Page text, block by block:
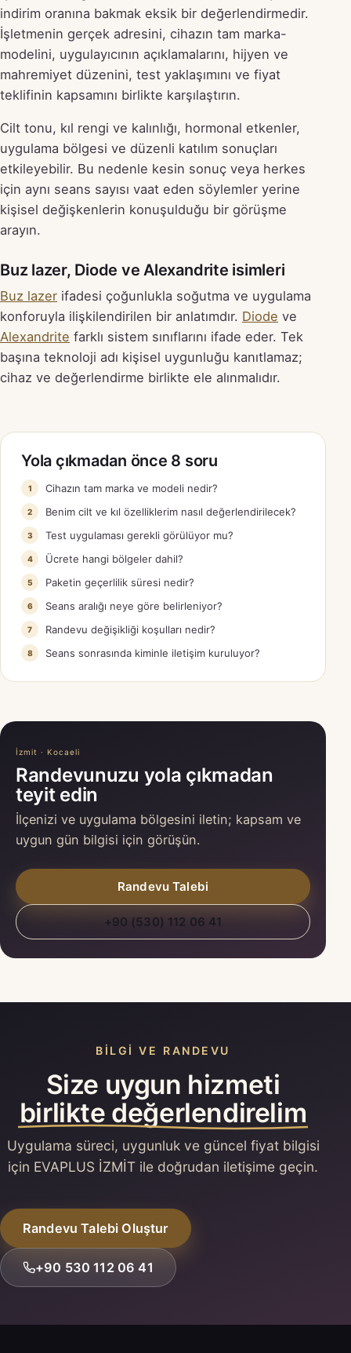
indirim oranına bakmak eksik bir değerlendirmedir.
İşletmenin gerçek adresini, cihazın tam marka-
modelini, uygulayıcının açıklamalarını, hijyen ve
mahremiyet düzenini, test yaklaşımını ve fiyat
teklifinin kapsamını birlikte karşılaştırın.
Cilt tonu, kıl rengi ve kalınlığı, hormonal etkenler,
uygulama bölgesi ve düzenli katılım sonuçları
etkileyebilir. Bu nedenle kesin sonuç veya herkes
için aynı seans sayısı vaat eden söylemler yerine
kişisel değişkenlerin konuşulduğu bir görüşme
arayın.
Buz lazer, Diode ve Alexandrite isimleri
Buz lazer ifadesi çoğunlukla soğutma ve uygulama
konforuyla ilişkilendirilen bir anlatımdır. Diode ve
Alexandrite farklı sistem sınıflarını ifade eder. Tek
başına teknoloji adı kişisel uygunluğu kanıtlamaz;
cihaz ve değerlendirme birlikte ele alınmalıdır.
Yola çıkmadan önce 8 soru
Cihazın tam marka ve modeli nedir?
Benim cilt ve kıl özelliklerim nasıl değerlendirilecek?
Test uygulaması gerekli görülüyor mu?
Ücrete hangi bölgeler dahil?
Paketin geçerlilik süresi nedir?
Seans aralığı neye göre belirleniyor?
Randevu değişikliği koşulları nedir?
Seans sonrasında kiminle iletişim kuruluyor?
İzmit · Kocaeli
Randevunuzu yola çıkmadan
teyit edin
İlçenizi ve uygulama bölgesini iletin; kapsam ve
uygun gün bilgisi için görüşün.
Randevu Talebi
+90 (530) 112 06 41
BILGI VE RANDEVU
Size uygun hizmeti
birlikte değerlendirelim
Uygulama süreci, uygunluk ve güncel fiyat bilgisi
için EVAPLUS İZMİT ile doğrudan iletişime geçin.
Randevu Talebi Oluştur
+90 530 112 06 41